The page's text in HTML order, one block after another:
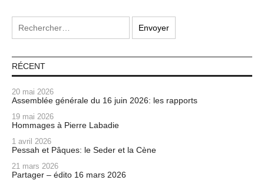
RÉCENT
20 mai 2026
Assemblée générale du 16 juin 2026: les rapports
19 mai 2026
Hommages à Pierre Labadie
1 avril 2026
Pessah et Pâques: le Seder et la Cène
21 mars 2026
Partager – édito 16 mars 2026